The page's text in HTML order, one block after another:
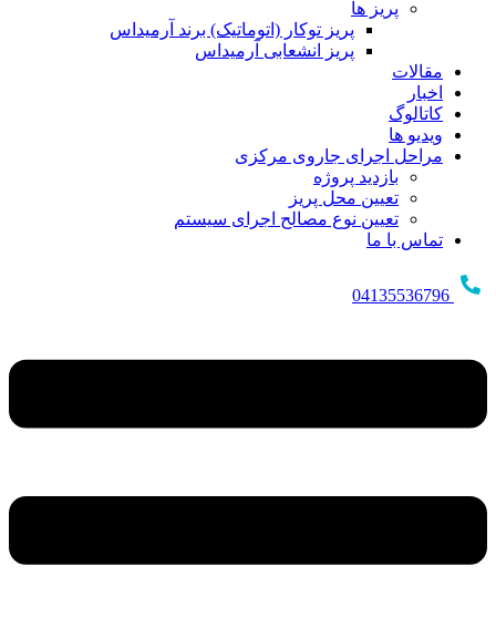
پریز ها
پریز توکار (اتوماتیک) برند آرمیداس
پریز انشعابی آرمیداس
مقالات
اخبار
کاتالوگ
ویدیو ها
مراحل اجرای جاروی مرکزی
بازدید پروژه
تعیین محل پریز
تعیین نوع مصالح اجرای سیستم
تماس با ما
04135536796